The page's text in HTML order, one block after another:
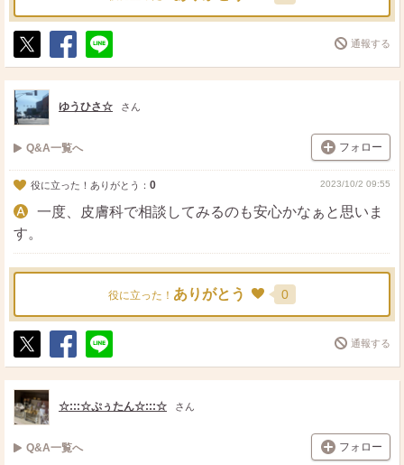
ポ
ス
ト
シ
ェ
送
る
通報する
ゆうひさ☆ さん
Q&A一覧へ フォロー
役に立った！ありがとう： 0 2023/10/2 09:55
一度、皮膚科で相談してみるのも安心かなぁと思いま
す。
役に立った！ ありがとう 0
ポ
ス
ト
シ
ェ
送
る
通報する
☆:::☆ぷぅたん☆:::☆ さん
Q&A一覧へ フォロー